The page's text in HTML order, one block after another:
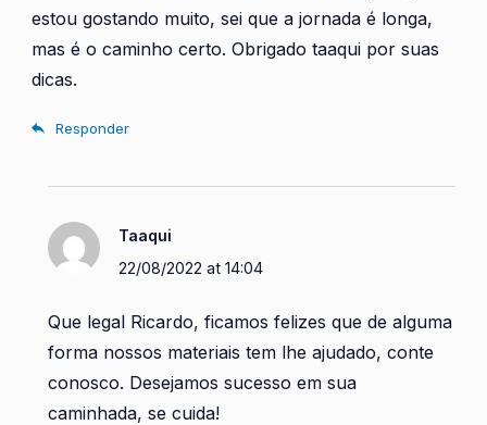
estou gostando muito, sei que a jornada é longa,
mas é o caminho certo. Obrigado taaqui por suas
dicas.
Responder
Taaqui
22/08/2022 at 14:04
Que legal Ricardo, ficamos felizes que de alguma
forma nossos materiais tem lhe ajudado, conte
conosco. Desejamos sucesso em sua
caminhada, se cuida!